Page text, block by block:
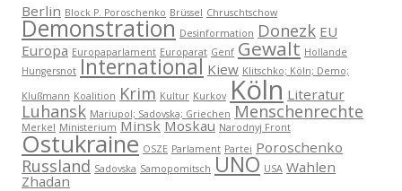
Berlin Block P. Poroschenko Brüssel Chruschtschow
Demonstration Desinformation Donezk EU
Europa Europaparlament Europarat Genf Gewalt Hollande
Hungersnot International Kiew Klitschko; Köln; Demo;
Klußmann Koalition Krim Kultur Kurkov Köln Literatur
Luhansk Mariupol; Sadovska; Griechen Menschenrechte
Merkel Ministerium Minsk Moskau Narodnyj Front
Ostukraine OSZE Parlament Partei Poroschenko
Russland Sadovska Samopomitsch UNO USA Wahlen
Zhadan